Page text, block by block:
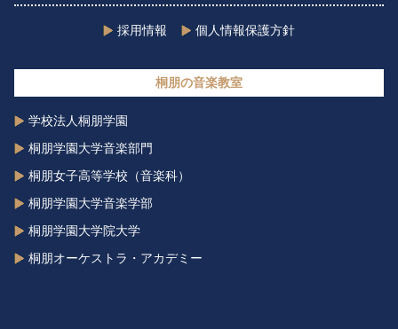
採用情報 個人情報保護方針
桐朋の音楽教室
学校法人桐朋学園
桐朋学園大学音楽部門
桐朋女子高等学校（音楽科）
桐朋学園大学音楽学部
桐朋学園大学院大学
桐朋オーケストラ・アカデミー